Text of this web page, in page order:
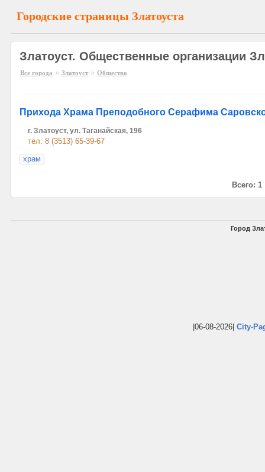
Городские страницы Златоуста
Златоуст. Общественные организации
Все города » Златоуст » Общество
Прихода Храма Преподобного Серафима
г. Златоуст, ул. Таганайская, 196
тел: 8 (3513) 65-39-67
храм
Всего: 1
Город
|06-08-2026| City-